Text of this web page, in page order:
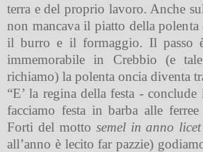
terra e del proprio lavoro. Anche
non mancava il piatto della
il burro e il formaggio. Il passo
immemorabile in Crebbio (e
richiamo) la polenta oncia diventa
“E’ la regina della festa -
facciamo festa in barba alle
Forti del motto semel in anno
all’anno è lecito far pazzie)